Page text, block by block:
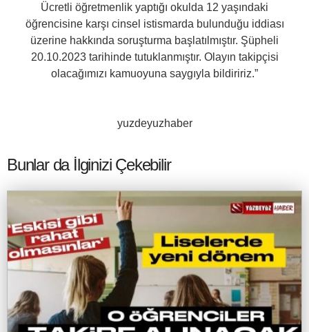
Ücretli öğretmenlik yaptığı okulda 12 yaşındaki
öğrencisine karşı cinsel istismarda bulunduğu iddiası
üzerine hakkında soruşturma başlatılmıştır. Şüpheli
20.10.2023 tarihinde tutuklanmıştır. Olayın takipçisi
olacağımızı kamuoyuna saygıyla bildiririz.”
yuzdeyuzhaber
Bunlar da İlginizi Çekebilir